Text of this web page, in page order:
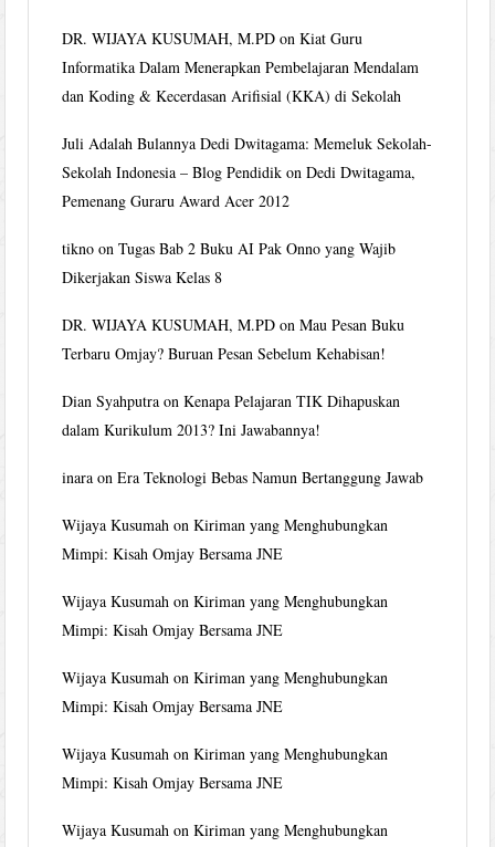
DR. WIJAYA KUSUMAH, M.PD onKiat Guru
Informatika Dalam Menerapkan Pembelajaran Mendalam
dan Koding & Kecerdasan Arifisial (KKA) di Sekolah
Juli Adalah Bulannya Dedi Dwitagama: Memeluk Sekolah-
Sekolah Indonesia – Blog Pendidik onDedi Dwitagama,
Pemenang Guraru Award Acer 2012
tikno onTugas Bab 2 Buku AI Pak Onno yang Wajib
Dikerjakan Siswa Kelas 8
DR. WIJAYA KUSUMAH, M.PD onMau Pesan Buku
Terbaru Omjay? Buruan Pesan Sebelum Kehabisan!
Dian Syahputra onKenapa Pelajaran TIK Dihapuskan
dalam Kurikulum 2013? Ini Jawabannya!
inara onEra Teknologi Bebas Namun Bertanggung Jawab
Wijaya Kusumah onKiriman yang Menghubungkan
Mimpi: Kisah Omjay Bersama JNE
Wijaya Kusumah onKiriman yang Menghubungkan
Mimpi: Kisah Omjay Bersama JNE
Wijaya Kusumah onKiriman yang Menghubungkan
Mimpi: Kisah Omjay Bersama JNE
Wijaya Kusumah onKiriman yang Menghubungkan
Mimpi: Kisah Omjay Bersama JNE
Wijaya Kusumah onKiriman yang Menghubungkan